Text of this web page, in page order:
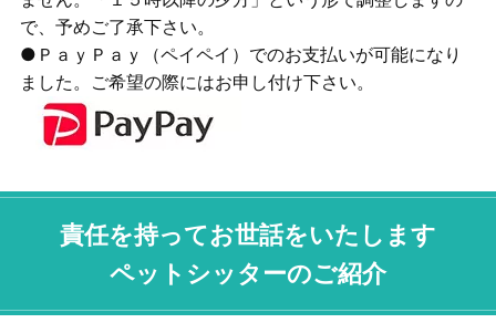
で、予めご了承下さい。
●ＰａｙＰａｙ（ペイペイ）でのお支払いが可能になり
ました。ご希望の際にはお申し付け下さい。
責任を持ってお世話をいたします
ペットシッターのご紹介